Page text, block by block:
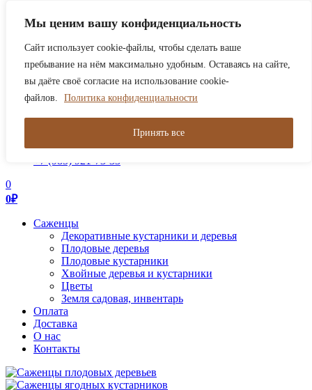
Мы ценим вашу конфиденциальность
Сайт использует cookie-файлы, чтобы сделать ваше
пребывание на нём максимально удобным. Оставаясь на сайте,
вы даёте своё согласие на использование cookie-
файлов.
Политика конфиденциальности
Принять все
2000р. Работаем в штатном режиме!
Toggle navigation
Поиск товаров
+7 (495) 921-73-33
+7 (985) 921-73-33
0
0₽
Саженцы
Декоративные кустарники и деревья
Плодовые деревья
Плодовые кустарники
Хвойные деревья и кустарники
Цветы
Земля садовая, инвентарь
Оплата
Доставка
О нас
Контакты